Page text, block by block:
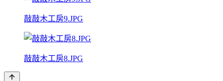
敲敲木工房9.JPG
敲敲木工房8.JPG